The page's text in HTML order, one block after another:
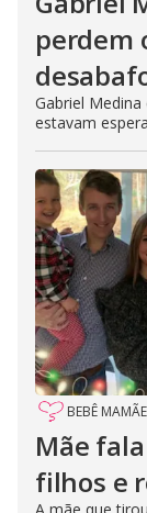
perdem
Gabriel
estavam
BEBÊ MAMÃE
Mãe
filhos e